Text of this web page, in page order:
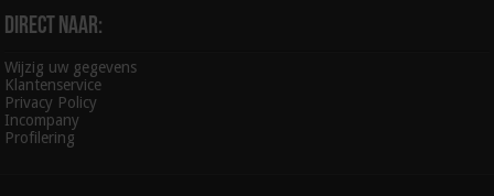
Direct naar:
Wijzig uw gegevens
Klantenservice
Privacy Policy
Incompany
Profilering